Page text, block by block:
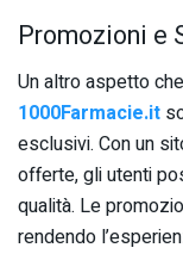
Promozioni e
Un altro aspetto
1000Farmacie.it
esclusivi. Con un
offerte, gli utenti
qualità. Le
rendendo